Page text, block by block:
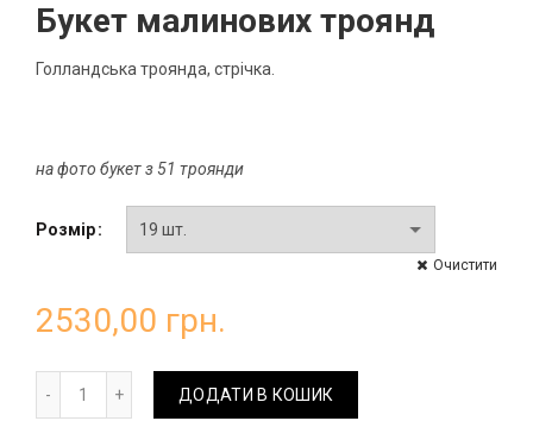
Букет малинових троянд
Голландська троянда, стрічка.
на фото букет з 51 троянди
Розмір
Очистити
2530,00 грн.
Букет малинових троянд кількість
ДОДАТИ В КОШИК